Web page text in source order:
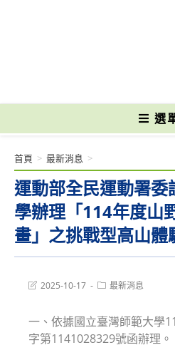
選
運動部全民運動署
學辦理「114年度山
畫」之挑戰型高山
首頁 > 最新消息 >
Post2025-10-17
Post最新消息
一、依據國立臺灣師範大學
字第1141028329號函辦理。